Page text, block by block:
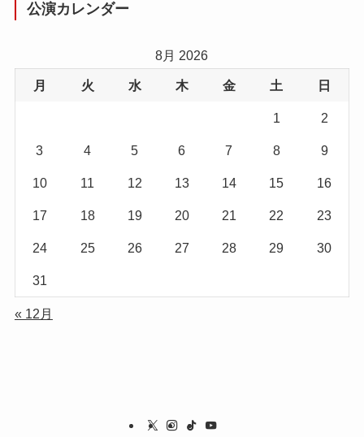
公演カレンダー
8月 2026
月 火 水 木 金 土 日
1 2
3 4 5 6 7 8 9
10 11 12 13 14 15 16
17 18 19 20 21 22 23
24 25 26 27 28 29 30
31
« 12月